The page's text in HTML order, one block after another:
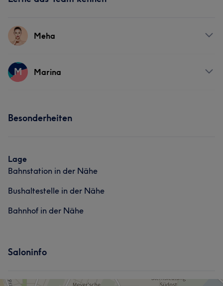
Meha
Services
Portfolio
M Marina
Besonderheiten
Lage
Bahnstation in der Nähe
Bushaltestelle in der Nähe
Bahnhof in der Nähe
Saloninfo